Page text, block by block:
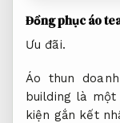
Đồng phục áo
Ưu đãi.
Áo thun
building là
kiện gắn kết